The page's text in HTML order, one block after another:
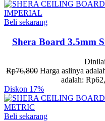
Beli sekarang
Shera Board 3.5mm
Dinilai
Rp76,800 Harga aslinya
adalah:
Diskon 17%
Beli sekarang